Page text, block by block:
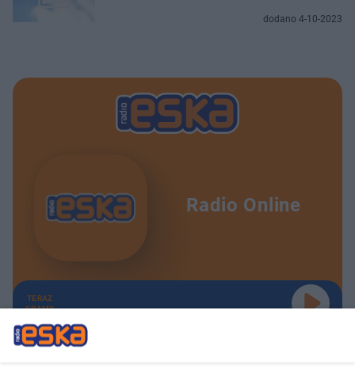
dodano 4-10-2023
Radio Online
TERAZ
GRAMY